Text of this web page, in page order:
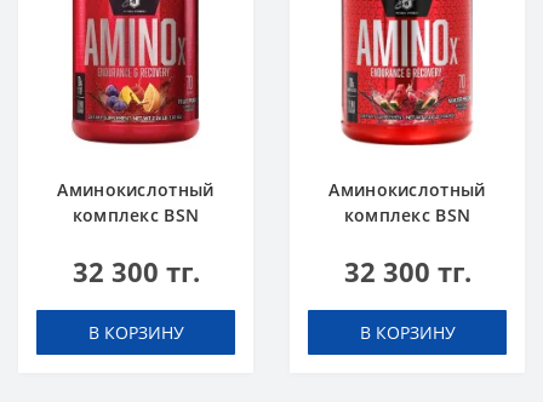
Аминокислотный
комплекс BSN
кг Фруктовый пунш
32 300 тг.
В КОРЗИНУ
Аминокислотный
комплекс BSN
Арбуз
32 300 тг.
В КОРЗИНУ